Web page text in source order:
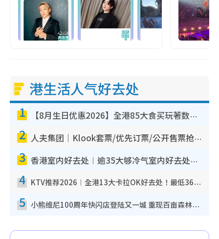
港生活人气好去处
1 【8月生日优惠2026】全港85大食买玩著数攻略 自助餐/火锅放题同行免费＋诚品/DONKI送现金券
2 人夫集团｜Klook套票/优先订票/公开售票抢票攻略！附票价.购票连结.场地座位表
3 香港室内好去处︱逾35大够冷气室内好去处推荐 室内活动免费避雨无惧下雨
4 KTV推荐2026︱全港13大卡拉OK好去处！最低36元起 日语歌都有！(附地址+收费详情)
5 小熊维尼100周年快闪店登陆又一城 重现百亩森林经典场景／独家限定盲盒登场／专属DIY香水